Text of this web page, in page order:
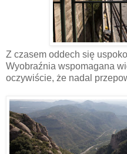
Z czasem oddech się
Wyobraźnia wspomagana
oczywiście, że nadal